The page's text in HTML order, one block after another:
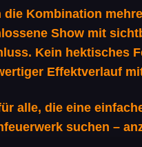
die Kombination
Show mit
Kein hektisches
Effektverlauf
alle, die eine
suchen –